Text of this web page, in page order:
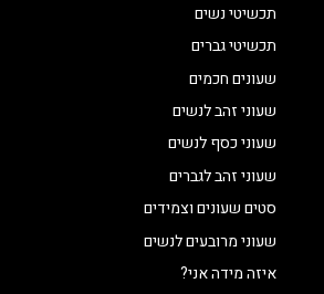
תכשיטי נשים
תכשיטי גברים
שעונים חכמים
שעוני זהב לנשים
שעוני כסף לנשים
שעוני זהב לגברים
סטים שעונים וצמידים
שעוני מרובעים לנשים
איזה מידה אני?